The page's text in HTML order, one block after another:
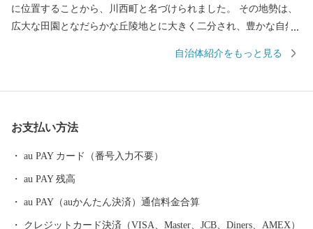
に位置することから、川西町と名づけられました。 その地勢は、
広大な田園となだらかな丘陵地とに大きく二分され、豊かな自然
盛んで、県内では庄内平野に次ぐ「米どころ」として知られてい
00,000本のダリアを咲かせ、毎年8月はじめから11月上旬の降霜の
います。
自治体紹介をもっと見る
お支払い方法
au PAY カード（番号入力不要）
au PAY 残高
au PAY（auかんたん決済）通信料金合算
クレジットカード決済（VISA、Master、JCB、Diners、AMEX）